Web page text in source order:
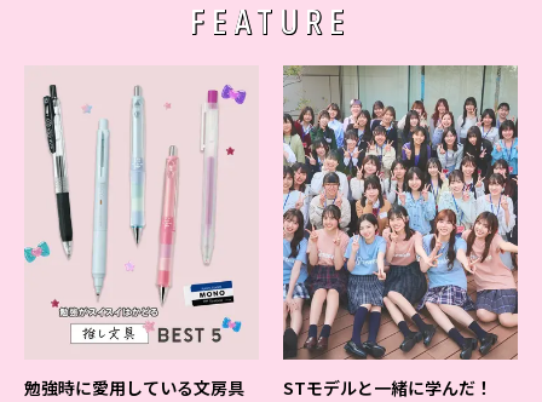
FEATURE
勉強時に愛用している文房具
STモデルと一緒に学んだ！